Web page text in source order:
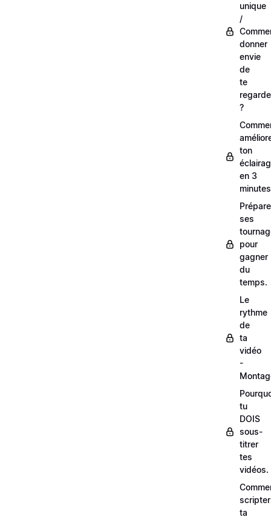
unique
/
donner
envie
de
te
?
ton
en 3
ses
pour
gagner
du
temps.
Le
rythme
de
ta
vidéo
-
tu
DOIS
sous-
titrer
tes
vidéos.
scripter
ta